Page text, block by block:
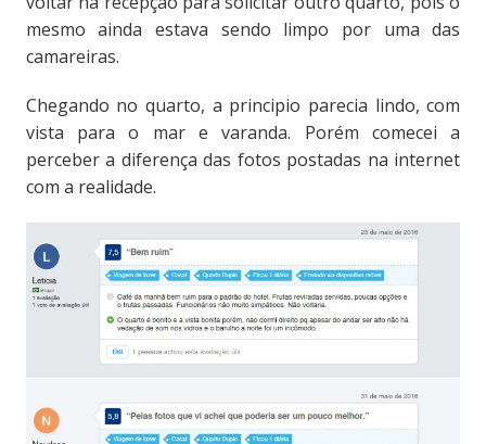
mesmo ainda estava sendo limpo por uma das
camareiras.
Chegando no quarto, a principio parecia lindo, com
vista para o mar e varanda. Porém comecei a
perceber a diferença das fotos postadas na internet
com a realidade.